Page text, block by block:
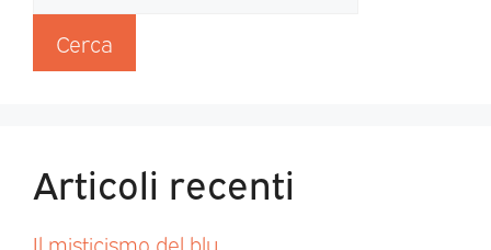
Cerca
Articoli recenti
Il misticismo del blu